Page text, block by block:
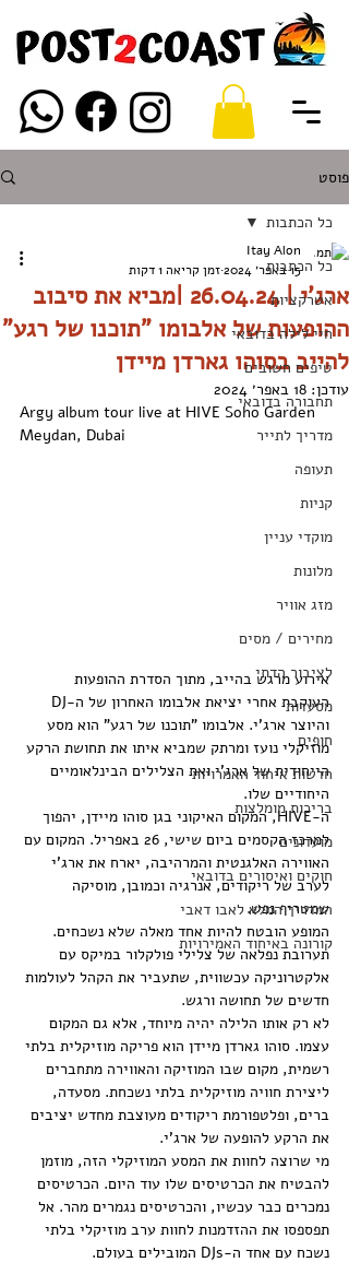
פוסט
כל הכתבות
אטרקציות
חיי לילה בדובאי
טיפים חשובים
תחבורה בדובאי
מדריך לתייר
תעופה
קניות
מוקדי עניין
מלונות
מזג אוויר
מחירים / מסים
לציבור הדתי
מסעדות
חופים
חדשות איחוד האמרויות
בריכות מומלצות
מועדונים
חוקים ואיסורים בדובאי
המדריך המלא לאבו דאבי
קורונה באיחוד האמירויות
כל הכתבות
ארג'י | 26.04.24 |מביא את סיבוב
ההופעות של אלבומו "תוכנו של רגע"
להייב בסוהו גארדן מיידן
Itay Alon
15 באפר׳ 2024
זמן קריאה 1 דקות
עודכן: 18 באפר׳ 2024
Argy album tour live at HIVE Soho Garden
Meydan, Dubai
אירוע מרגש בהייב, מתוך הסדרת ההופעות
והיוצר ארג'י. אלבומו "תוכנו של רגע" הוא מסע
מוזיקלי נועז ומרתק שמביא איתו את תחושת הרקע
הייחודית של ארג'י ואת הצלילים הבינלאומיים
היחודיים שלו.
ה-HIVE, המקום האיקוני בגן סוהו מיידן, יהפוך
למרכז הקסמים ביום שישי, 26 באפריל. המקום עם
האווירה האלגנטית והמרהיבה, יארח את ארג'י
לערב של ריקודים, אנרגיה וכמובן, מוסיקה
שמטריף נפש.
המופע הובטח להיות אחד מאלה שלא נשכחים.
תערובת נפלאה של צלילי פולקלור במיקס עם
אלקטרוניקה עכשווית, שתעביר את הקהל לעולמות
חדשים של תחושה ורגש.
לא רק אותו הלילה יהיה מיוחד, אלא גם המקום
עצמו. סוהו גארדן מיידן הוא פריקה מוזיקלית בלתי
רשמית, מקום שבו המוזיקה והאווירה מתחברים
ליצירת חוויה מוזיקלית בלתי נשכחת. מסעדה,
ברים, ופלטפורמת ריקודים מעוצבת מחדש יציבים
את הרקע להופעה של ארג'י.
מי שרוצה לחוות את המסע המוזיקלי הזה, מוזמן
להבטיח את הכרטיסים שלו עוד היום. הכרטיסים
נמכרים כבר עכשיו, והכרטיסים נגמרים מהר. אל
תפספסו את ההזדמנות לחוות ערב מוזיקלי בלתי
נשכח עם אחד ה-DJs המובילים בעולם.